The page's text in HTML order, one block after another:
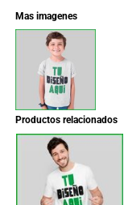
Mas imagenes
Productos relacionados